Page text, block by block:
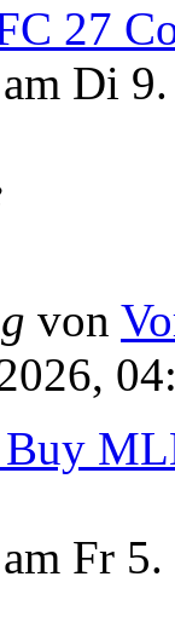
27
am Di
von
am Fr